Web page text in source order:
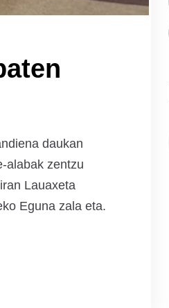
daukan
alabak zentzu
Lauaxeta
Eguna zala eta.